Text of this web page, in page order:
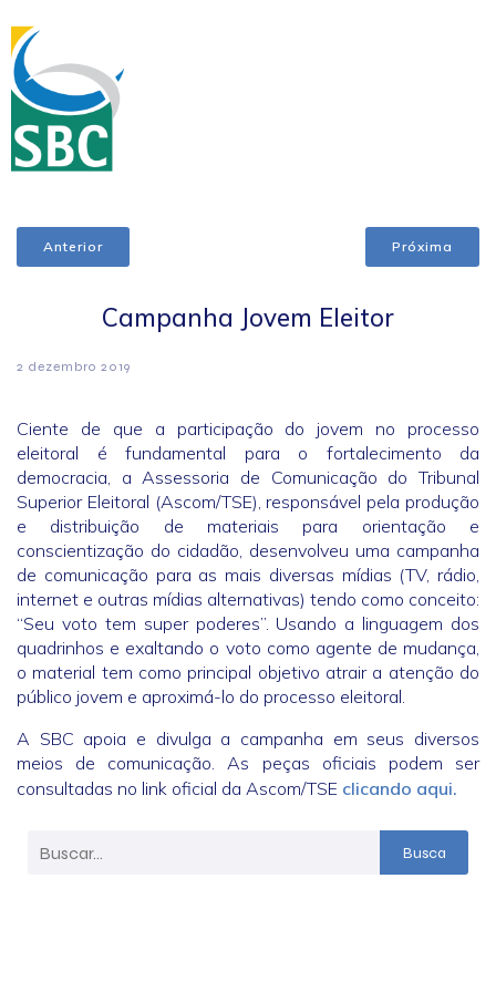
Anterior Próxima
Campanha Jovem Eleitor
2 dezembro 2019
Ciente de que a participação do jovem no processo
eleitoral é fundamental para o fortalecimento da
democracia, a Assessoria de Comunicação do Tribunal
Superior Eleitoral (Ascom/TSE), responsável pela produção
e distribuição de materiais para orientação e
conscientização do cidadão, desenvolveu uma campanha
de comunicação para as mais diversas mídias (TV, rádio,
internet e outras mídias alternativas) tendo como conceito:
“Seu voto tem super poderes”. Usando a linguagem dos
quadrinhos e exaltando o voto como agente de mudança,
o material tem como principal objetivo atrair a atenção do
público jovem e aproximá-lo do processo eleitoral.
A SBC apoia e divulga a campanha em seus diversos
meios de comunicação. As peças oficiais podem ser
consultadas no link oficial da Ascom/TSE clicando aqui.
Busca